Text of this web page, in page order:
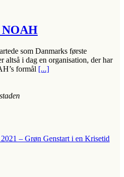
som Danmarks første
altså i dag en organisation, der har
formål [...]